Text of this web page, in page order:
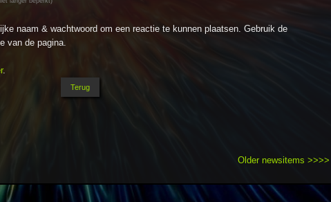
naam & wachtwoord om een reactie te kunnen plaatsen. Gebruik de
van de pagina.
.
Older newsitems >>>>